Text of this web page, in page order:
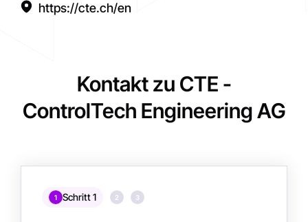
https://cte.ch/en
Kontakt zu CTE -
ControlTech Engineering AG
1 Schritt 1 2 3